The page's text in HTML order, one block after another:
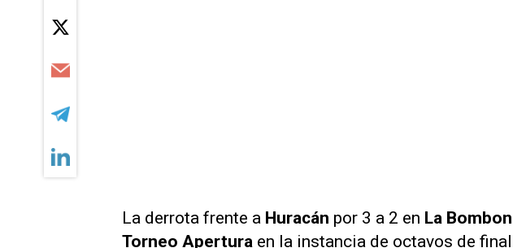
La derrota frente a Huracán por 3 a 2 en La
Torneo Apertura en la instancia de octavos de